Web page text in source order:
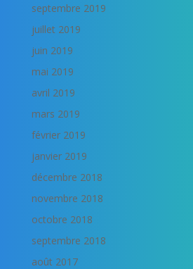
septembre 2019
juillet 2019
juin 2019
mai 2019
avril 2019
mars 2019
février 2019
janvier 2019
décembre 2018
novembre 2018
octobre 2018
septembre 2018
août 2017